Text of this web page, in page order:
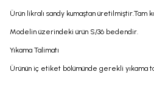
Ürün likralı sandy kumaştan üretilmiştir.Tam
Modelin üzerindeki ürün S/36 bedendir.
Yıkama Talimatı
Ürünün iç etiket bölümünde gerekli yıkama